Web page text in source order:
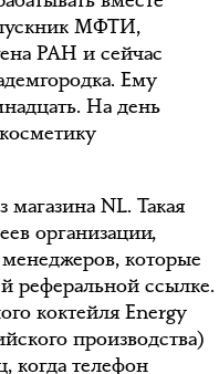
МФТИ,
РАН и сейчас
Ему
На день
NL. Такая
организации,
которые
реферальной ссылке.
коктейля Energy
производства)
когда телефон